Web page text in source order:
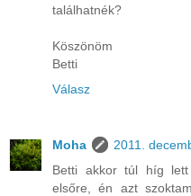
találhatnék?
Köszönöm
Betti
Válasz
Moha
2011.
Betti akkor túl híg
elsőre, én azt